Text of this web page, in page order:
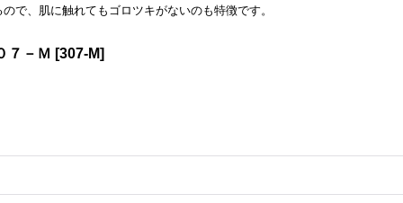
で、肌に触れてもゴロツキがないのも特徴です。
－Ｍ [307-M]